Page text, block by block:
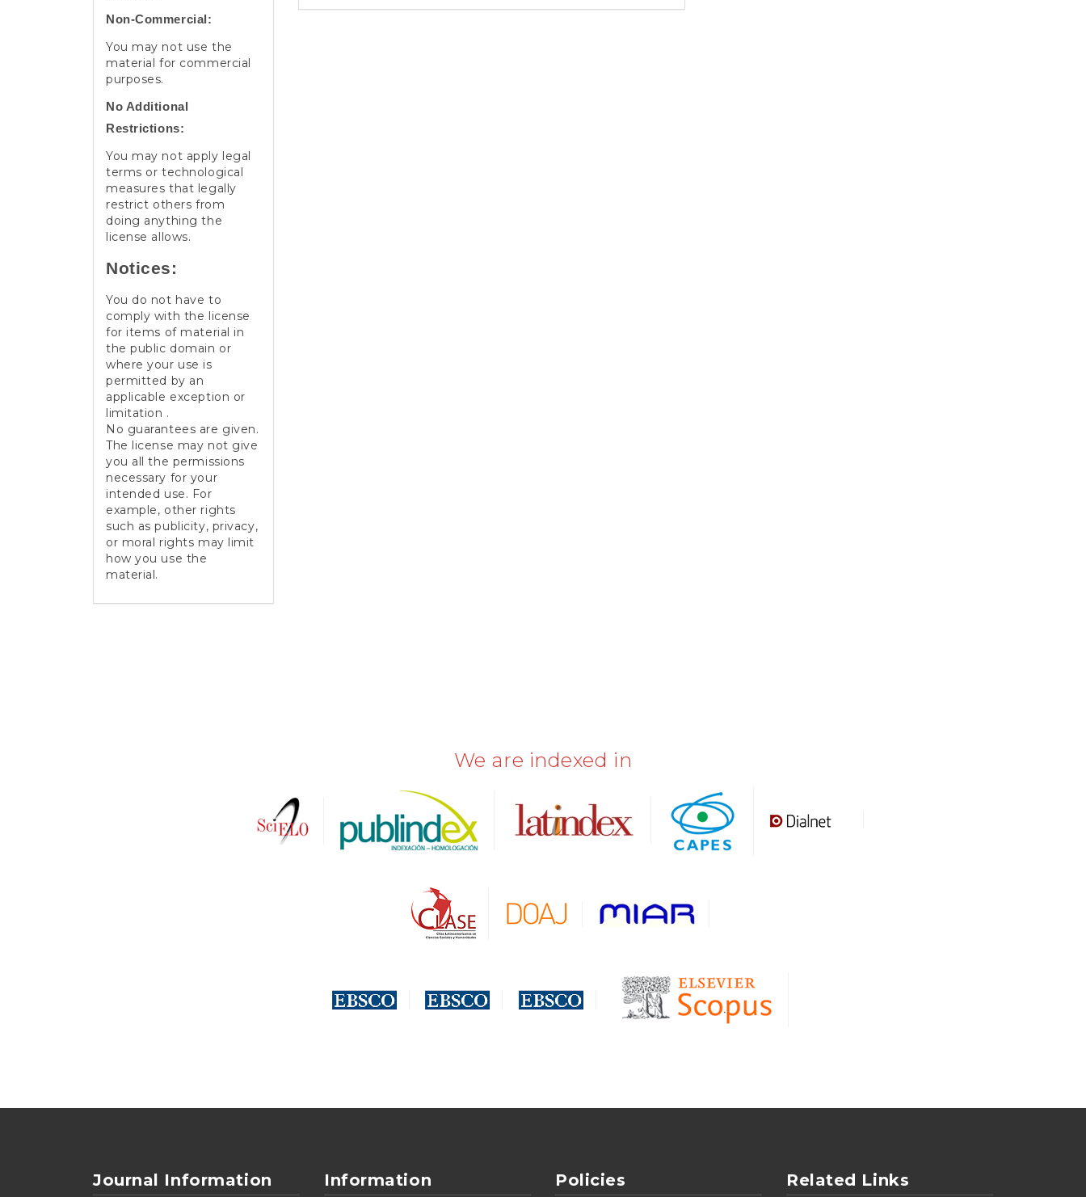
Non-Commercial:
You may not use the
material for commercial
purposes.
No Additional
Restrictions:
You may not apply legal
terms or technological
measures that legally
restrict others from
doing anything the
license allows.
Notices:
You do not have to
comply with the license
for items of material in
the public domain or
where your use is
permitted by an
applicable exception or
limitation .
No guarantees are given.
The license may not give
you all the permissions
necessary for your
intended use. For
example, other rights
such as publicity, privacy,
or moral rights may limit
how you use the
material.
We are indexed in
Journal Information Information Policies Related Links